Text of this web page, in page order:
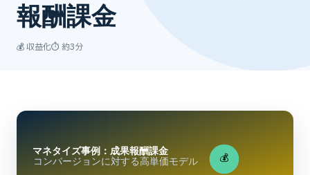
報酬課金
💰 収益化⏱ 約3分
💰
マネタイズ事例：成果報酬課金
コンバージョンに対する高単価モデル